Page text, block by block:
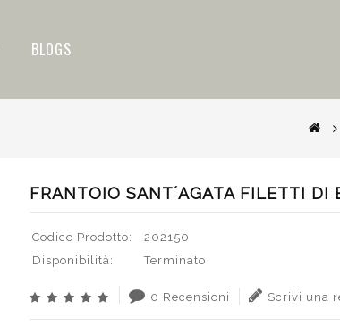
BLOGS
FRANTOIO SANT´AGATA FILETTI DI
Codice Prodotto:
202150
Disponibilità:
Terminato
0 Recensioni Scrivi una